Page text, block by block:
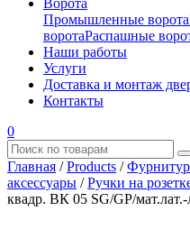
Ворота
Промышленные ворота
воротаРаспашные
Наши работы
Услуги
Доставка и монтаж
Контакты
0
Главная /Products /
аксессуары /Ручки на
квадр. ВК 05 SG/GР/